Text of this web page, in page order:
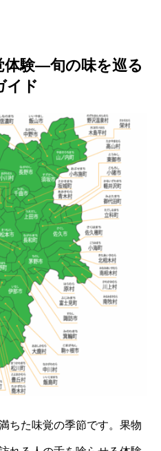
体験―旬の味を巡る
イド
ちた味覚の季節です。果物